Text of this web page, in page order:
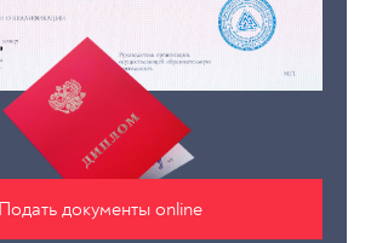
Подать документы online